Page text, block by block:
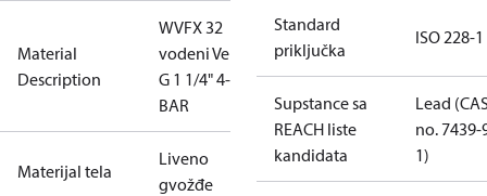
Material
Description
WVFX 32
vodeni Ventil
G 1 1/4" 4-17
BAR
Materijal tela
Liveno
gvožđe
Standard
priključka
ISO 228-1
Supstance sa
REACH liste
kandidata
Lead
no. 7439-
1)